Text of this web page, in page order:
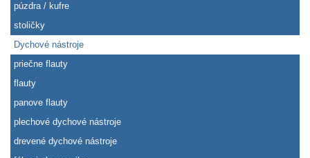
púzdra / kufre
stoličky
Dychové nástroje
priečne flauty
flauty
panove flauty
plechové dychové nástroje
drevené dychové nástroje